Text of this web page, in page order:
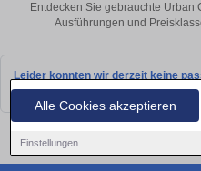
Alle Cookies akzeptieren
Einstellungen
Entdecken Sie gebrauchte Urban
Ausführungen und
Leider konnten wir derzeit keine
bald wieder vorbei!